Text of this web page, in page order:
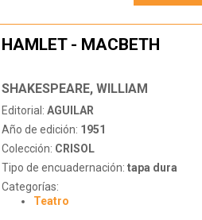
HAMLET - MACBETH
SHAKESPEARE, WILLIAM
Editorial: AGUILAR
Año de edición: 1951
Colección: CRISOL
Tipo de encuadernación: tapa dura
Categorías:
Teatro